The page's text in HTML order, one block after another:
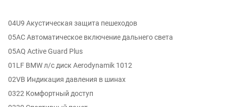
04U9 Акустическая защита пешеходов
05AC Автоматическое включение дальнего света
05AQ Active Guard Plus
01LF BMW л/с диск Aerodynamik 1012
02VB Индикация давления в шинах
0322 Комфортный доступ